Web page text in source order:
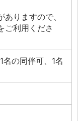
りますので、
ご利用くださ
の同伴可、1名